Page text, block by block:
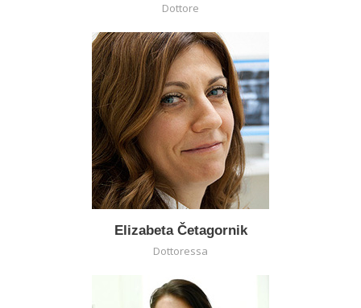
Dottore
Elizabeta Četagornik
Dottoressa